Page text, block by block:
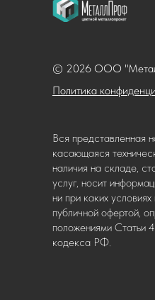
Политика
© 2026 ООО
Вся представленная
касающаяся
наличия на складе,
услуг, носит
ни при каких условиях
публичной офертой,
положениями Статьи
кодекса РФ.